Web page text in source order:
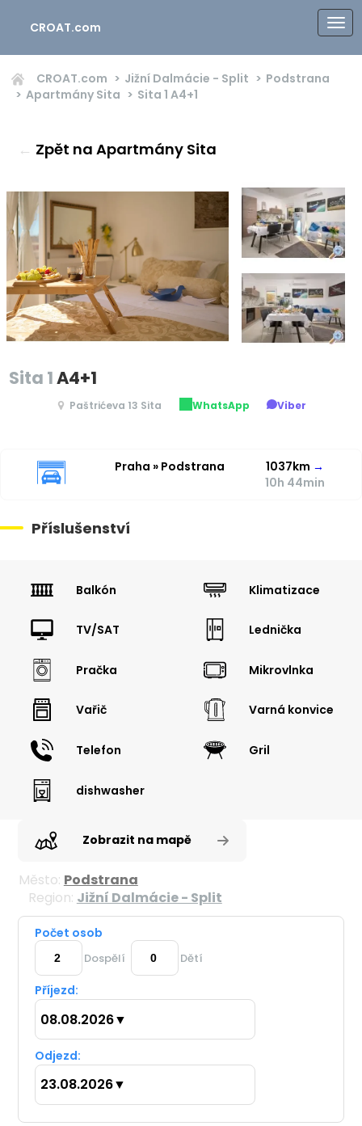
CROAT.com
CROAT.com Jižní Dalmácie - Split
Podstrana
Apartmány Sita
Sita 1 A4+1
← Zpět na Apartmány Sita
Sita 1A4+1
Paštrićeva 13 Sita WhatsApp Viber
Praha » Podstrana 1037km →
10h 44min
Příslušenství
Balkón Klimatizace
TV/SAT Lednička
Pračka Mikrovlnka
Vařič Varná konvice
Telefon Gril
dishwasher
Zobrazit na mapě
Město: Podstrana
Region: Jižní Dalmácie - Split
Počet osob
Dospělí Dětí
Příjezd:
08.08.2026▼
Odjezd:
23.08.2026▼